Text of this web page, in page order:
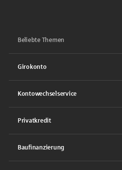
Beliebte Themen
Girokonto
Kontowechselservice
Privatkredit
Baufinanzierung